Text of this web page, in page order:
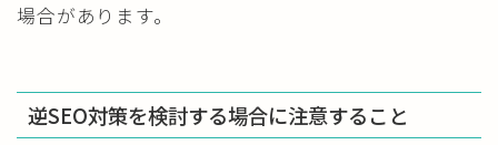
場合があります。
逆SEO対策を検討する場合に注意すること